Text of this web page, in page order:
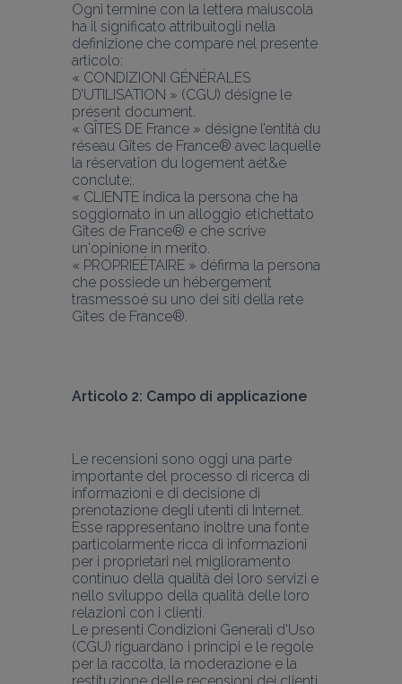
Ogni termine con la lettera maiuscola
ha il significato attribuitogli nella
definizione che compare nel presente
articolo:
« CONDIZIONI GÉNÉRALES
D’UTILISATION » (CGU) désigne le
présent document.
« GÎTES DE France » désigne l’entità du
réseau Gîtes de France® avec laquelle
la réservation du logement aét&e
conclute;.
« CLIENTE indica la persona che ha
soggiornato in un alloggio etichettato
Gîtes de France® e che scrive
un'opinione in merito.
« PROPRIEÉTAIRE » défirma la persona
che possiede un hébergement
trasmessoé su uno dei siti della rete
Gîtes de France®.
Articolo 2: Campo di applicazione
Le recensioni sono oggi una parte
importante del processo di ricerca di
informazioni e di decisione di
prenotazione degli utenti di Internet.
Esse rappresentano inoltre una fonte
particolarmente ricca di informazioni
per i proprietari nel miglioramento
continuo della qualità dei loro servizi e
nello sviluppo della qualità delle loro
relazioni con i clienti.
Le presenti Condizioni Generali d'Uso
(CGU) riguardano i principi e le regole
per la raccolta, la moderazione e la